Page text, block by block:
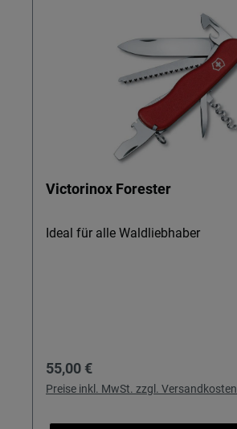
Victorinox Forester
Ideal für alle Waldliebhaber
Regulärer Preis:
55,00 €
Preise inkl. MwSt. zzgl. Versandkosten